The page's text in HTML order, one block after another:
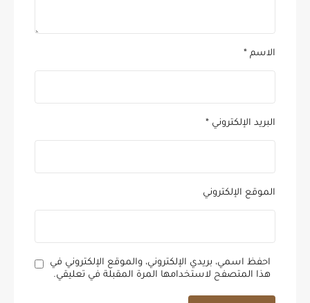
الاسم *
البريد الإلكتروني *
الموقع الإلكتروني
احفظ اسمي، بريدي الإلكتروني، والموقع الإلكتروني في
هذا المتصفح لاستخدامها المرة المقبلة في تعليقي.